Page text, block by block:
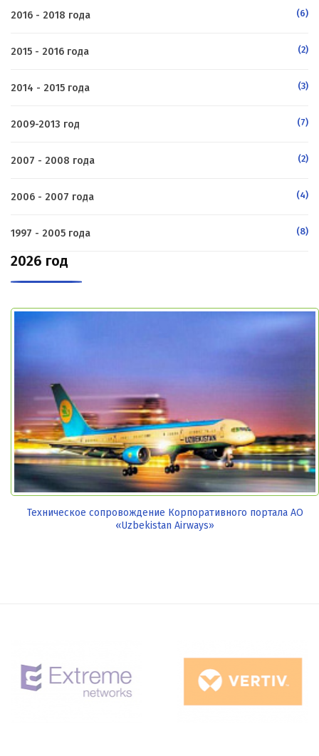
2016 - 2018 года (6)
2015 - 2016 года (2)
2014 - 2015 года (3)
2009-2013 год (7)
2007 - 2008 года (2)
2006 - 2007 года (4)
1997 - 2005 года (8)
2026 год
Техническое сопровождение Корпоративного портала АО
«Uzbekistan Airways»